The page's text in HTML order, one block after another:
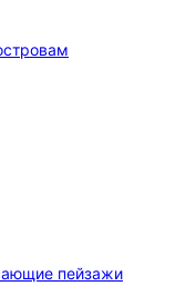
пейзажи